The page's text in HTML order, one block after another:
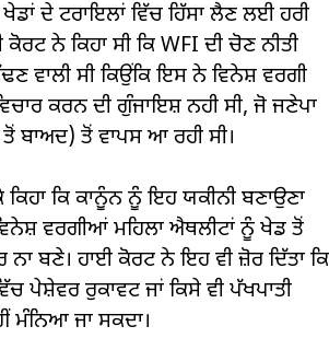
ਦੇ ਟਰਾਇਲਾਂ ਵਿੱਚ ਹਿੱਸਾ ਲੈਣ ਲਈ ਹਰੀ
ਕੋਰਟ ਨੇ ਕਿਹਾ ਸੀ ਕਿ WFI ਦੀ ਚੋਣ ਨੀਤੀ
ਵਾਲੀ ਸੀ ਕਿਉਂਕਿ ਇਸ ਨੇ ਵਿਨੇਸ਼ ਵਰਗੀ
ਕਰਨ ਦੀ ਗੁੰਜਾਇਸ਼ ਨਹੀ ਸੀ, ਜੋ ਜਣੇਪਾ
ਬਾਅਦ) ਤੋਂ ਵਾਪਸ ਆ ਰਹੀ ਸੀ।
ਕਿ ਕਾਨੂੰਨ ਨੂੰ ਇਹ ਯਕੀਨੀ ਬਣਾਉਣਾ
ਵਰਗੀਆਂ ਮਹਿਲਾ ਐਥਲੀਟਾਂ ਨੂੰ ਖੇਡ ਤੋਂ
ਬਣੇ। ਹਾਈ ਕੋਰਟ ਨੇ ਇਹ ਵੀ ਜ਼ੋਰ ਦਿੱਤਾ ਕਿ
ਪੇਸ਼ੇਵਰ ਰੁਕਾਵਟ ਜਾਂ ਕਿਸੇ ਵੀ ਪੱਖਪਾਤੀ
ਮੰਨਿਆ ਜਾ ਸਕਦਾ।